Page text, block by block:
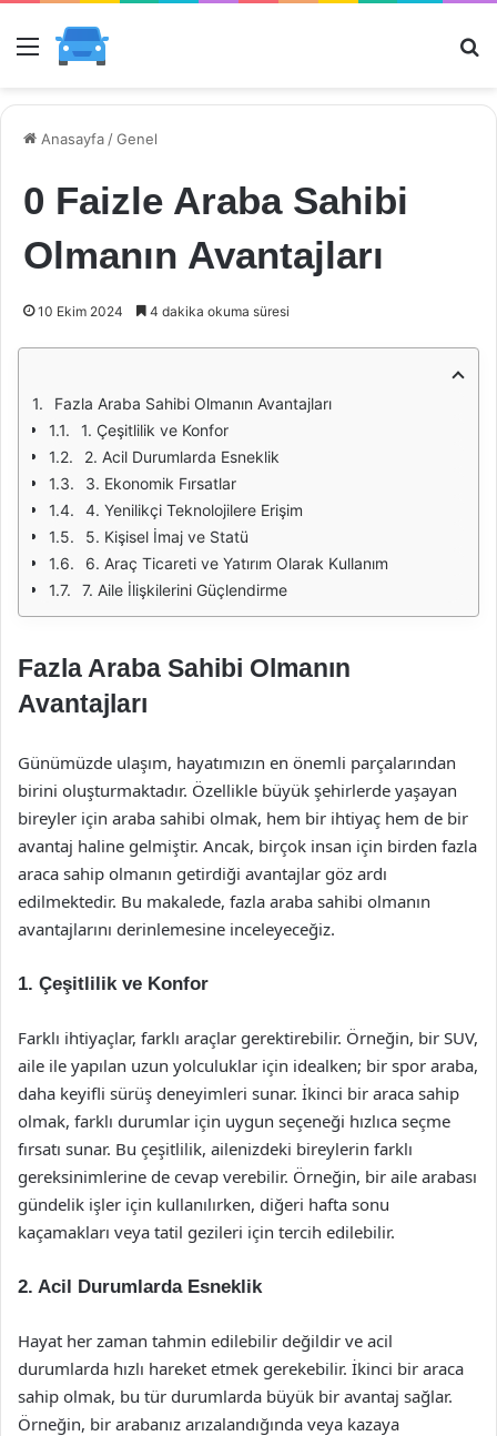
Menü
Anasayfa /Genel
0 Faizle Araba Sahibi
Olmanın Avantajları
10 Ekim 2024 4 dakika okuma süresi
Fazla Araba Sahibi Olmanın Avantajları
1. Çeşitlilik ve Konfor
2. Acil Durumlarda Esneklik
3. Ekonomik Fırsatlar
4. Yenilikçi Teknolojilere Erişim
5. Kişisel İmaj ve Statü
6. Araç Ticareti ve Yatırım Olarak Kullanım
7. Aile İlişkilerini Güçlendirme
Fazla Araba Sahibi Olmanın
Avantajları
Günümüzde ulaşım, hayatımızın en önemli parçalarından
birini oluşturmaktadır. Özellikle büyük şehirlerde yaşayan
bireyler için araba sahibi olmak, hem bir ihtiyaç hem de bir
avantaj haline gelmiştir. Ancak, birçok insan için birden fazla
araca sahip olmanın getirdiği avantajlar göz ardı
edilmektedir. Bu makalede, fazla araba sahibi olmanın
avantajlarını derinlemesine inceleyeceğiz.
1. Çeşitlilik ve Konfor
Farklı ihtiyaçlar, farklı araçlar gerektirebilir. Örneğin, bir SUV,
aile ile yapılan uzun yolculuklar için idealken; bir spor araba,
daha keyifli sürüş deneyimleri sunar. İkinci bir araca sahip
olmak, farklı durumlar için uygun seçeneği hızlıca seçme
fırsatı sunar. Bu çeşitlilik, ailenizdeki bireylerin farklı
gereksinimlerine de cevap verebilir. Örneğin, bir aile arabası
gündelik işler için kullanılırken, diğeri hafta sonu
kaçamakları veya tatil gezileri için tercih edilebilir.
2. Acil Durumlarda Esneklik
Hayat her zaman tahmin edilebilir değildir ve acil
durumlarda hızlı hareket etmek gerekebilir. İkinci bir araca
sahip olmak, bu tür durumlarda büyük bir avantaj sağlar.
Örneğin, bir arabanız arızalandığında veya kazaya